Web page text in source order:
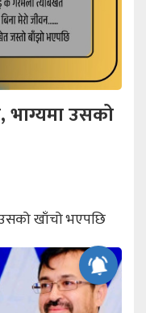
उसको
खाँचो भएपछि